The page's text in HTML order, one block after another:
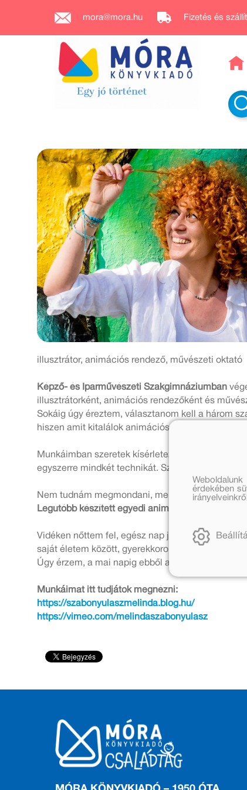
mora@mora.hu Fizetés és
illusztrátor, animációs rendező, művészeti oktató
Képző- és Iparművészeti Szakgimnáziumban
illusztrátorként, animációs rendezőként és
Sokáig úgy éreztem, választanom kell a három
hiszen amit kitalálok animációs rendezőként,
Munkáimban szeretek kísérletezni, szívesen
egyszerre mindkét technikát. Szívesen
Nem tudnám megmondani, melyik munkám áll
Legutóbb készített egyedi animációs filmjeimmel
Vidéken nőttem fel, egész nap jártam az erdőt,
saját életem között, gyerekkoromban biztos
Úgy érzem, a mai napig ebből az időszakból
Munkáimat itt tudjátok megnézni:
https://szabonyulaszmelinda.blog.hu/
https://vimeo.com/melindaszabonyulasz
érdekében